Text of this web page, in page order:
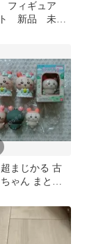
フィギュア
ト 新品 未開
まじかる 古
ゃん まとめ